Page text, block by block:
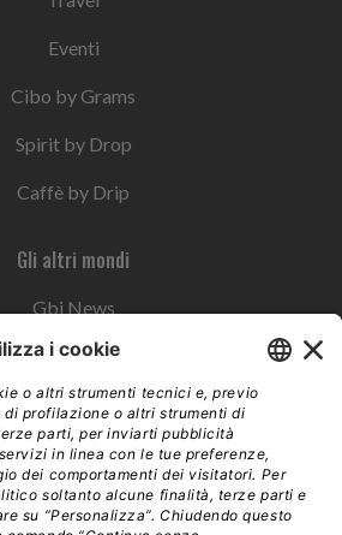
Eventi
Cibo by Grams
Spirit by Drop
Caffè by Drip
Gli altri mondi
Gbi News
Instoremag
Esplora il gruppo
Edra Edizioni
Edizioni LSWR